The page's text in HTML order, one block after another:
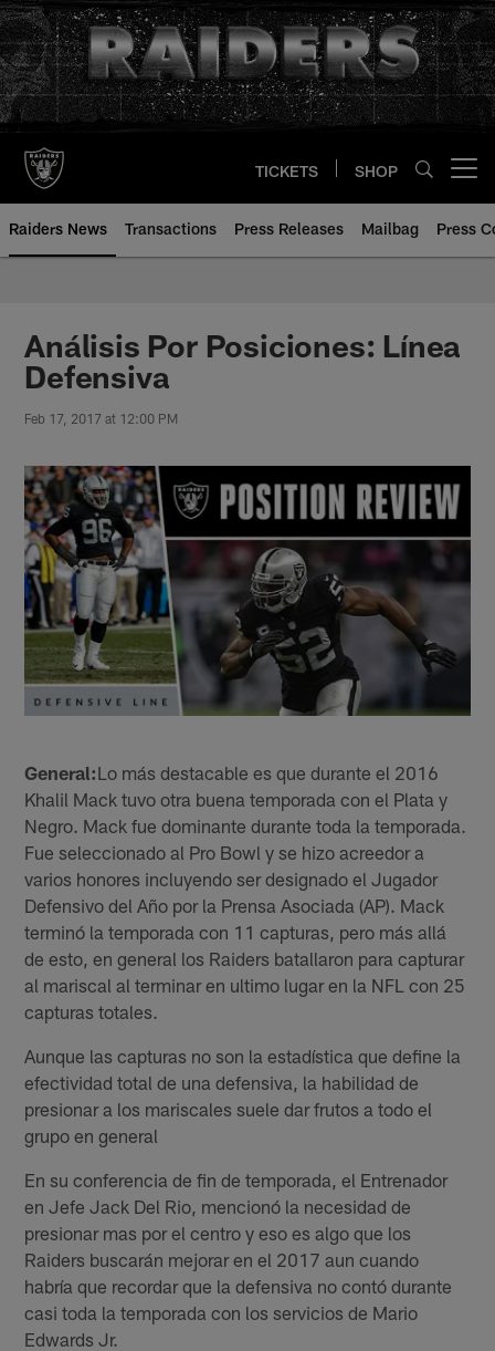
Skip
to
main
content
TICKETS SHOP
Raiders News Transactions Press Releases Mailbag Press
Análisis Por Posiciones: Línea
Defensiva
Feb 17, 2017 at 12:00 PM
General:Lo más destacable es que durante el 2016
Khalil Mack tuvo otra buena temporada con el Plata y
Negro. Mack fue dominante durante toda la temporada.
Fue seleccionado al Pro Bowl y se hizo acreedor a
varios honores incluyendo ser designado el Jugador
Defensivo del Año por la Prensa Asociada (AP). Mack
terminó la temporada con 11 capturas, pero más allá
de esto, en general los Raiders batallaron para capturar
al mariscal al terminar en ultimo lugar en la NFL con 25
capturas totales.
Aunque las capturas no son la estadística que define la
efectividad total de una defensiva, la habilidad de
presionar a los mariscales suele dar frutos a todo el
grupo en general
En su conferencia de fin de temporada, el Entrenador
en Jefe Jack Del Rio, mencionó la necesidad de
presionar mas por el centro y eso es algo que los
Raiders buscarán mejorar en el 2017 aun cuando
habría que recordar que la defensiva no contó durante
casi toda la temporada con los servicios de Mario
Edwards Jr.